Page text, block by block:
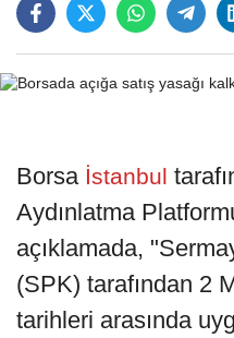
Borsa İstanbul
Aydınlatma
açıklamada,
(SPK) tarafından 2
tarihleri arasında